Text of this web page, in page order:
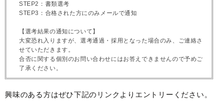
STEP2：書類選考
STEP3：合格された方にのみメールで通知
【選考結果の通知について】
大変恐れ入りますが、選考通過・採用となった場合のみ、ご連絡さ
せていただきます。
合否に関する個別のお問い合わせにはお答えできませんので予めご
了承ください。
興味のある方はぜひ下記のリンクよりエントリーください。